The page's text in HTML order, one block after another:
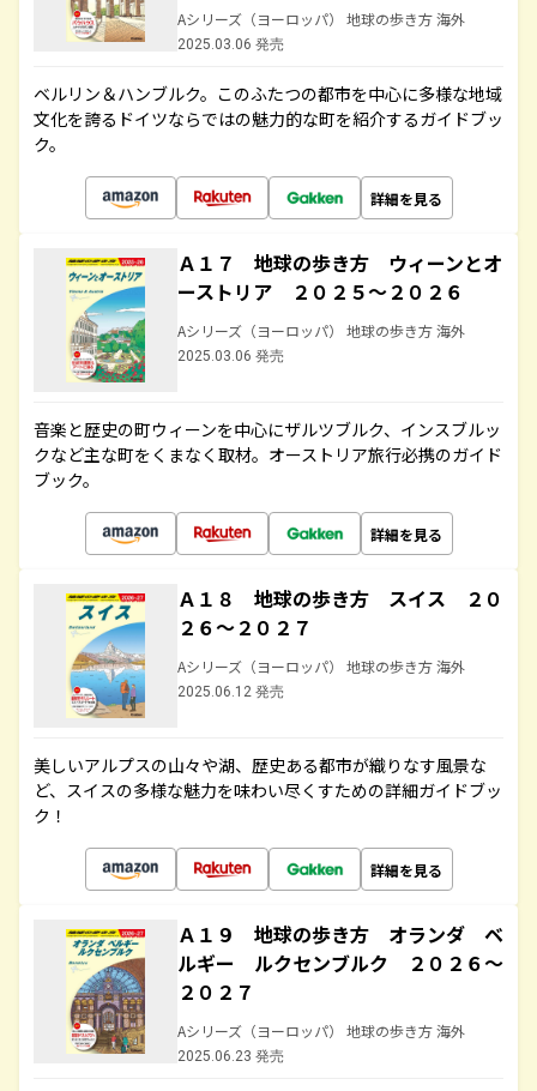
Aシリーズ（ヨーロッパ） 地球の歩き方 海外
2025.03.06 発売
ベルリン＆ハンブルク。このふたつの都市を中心に多様な地域
文化を誇るドイツならではの魅力的な町を紹介するガイドブッ
ク。
詳細を見る
Ａ１７ 地球の歩き方 ウィーンとオ
ーストリア ２０２５～２０２６
Aシリーズ（ヨーロッパ） 地球の歩き方 海外
2025.03.06 発売
音楽と歴史の町ウィーンを中心にザルツブルク、インスブルッ
クなど主な町をくまなく取材。オーストリア旅行必携のガイド
ブック。
詳細を見る
Ａ１８ 地球の歩き方 スイス ２０
２６～２０２７
Aシリーズ（ヨーロッパ） 地球の歩き方 海外
2025.06.12 発売
美しいアルプスの山々や湖、歴史ある都市が織りなす風景な
ど、スイスの多様な魅力を味わい尽くすための詳細ガイドブッ
ク！
詳細を見る
Ａ１９ 地球の歩き方 オランダ ベ
ルギー ルクセンブルク ２０２６～
２０２７
Aシリーズ（ヨーロッパ） 地球の歩き方 海外
2025.06.23 発売